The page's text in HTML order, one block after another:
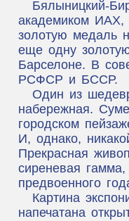
Бялыницкий-
академиком ИАХ,
золотую медаль
еще одну
Барселоне. В
РСФСР и БССР.
Один из
набережная.
городском
И, однако,
Прекрасная
сиреневая
предвоенного
Картина
напечатана